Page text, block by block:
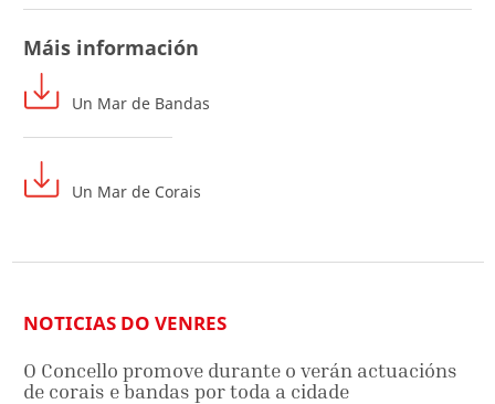
Máis información
Un Mar de Bandas
Un Mar de Corais
NOTICIAS DO VENRES
O Concello promove durante o verán actuacións
de corais e bandas por toda a cidade